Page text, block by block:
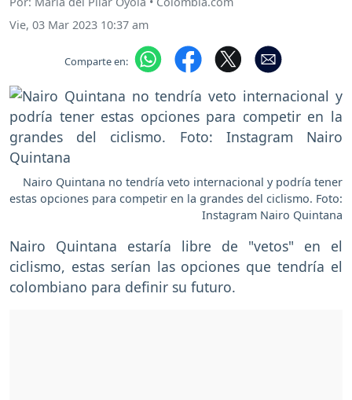
Vie, 03 Mar 2023 10:37 am
Comparte en:
Nairo Quintana no tendría veto internacional y podría tener
estas opciones para competir en la grandes del ciclismo. Foto:
Instagram Nairo Quintana
Nairo Quintana estaría libre de "vetos" en el
ciclismo, estas serían las opciones que tendría el
colombiano para definir su futuro.